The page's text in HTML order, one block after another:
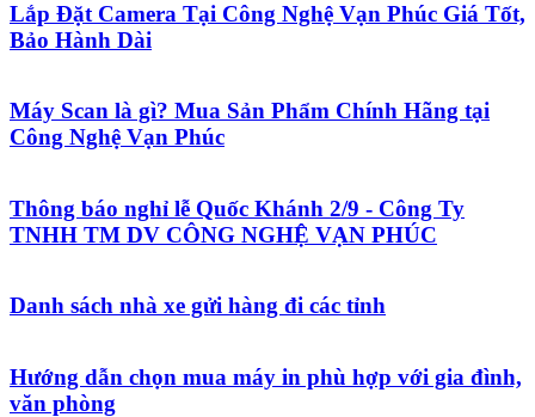
Lắp Đặt Camera Tại Công Nghệ Vạn Phúc Giá Tốt,
Bảo Hành Dài
Máy Scan là gì? Mua Sản Phẩm Chính Hãng tại
Công Nghệ Vạn Phúc
Thông báo nghỉ lễ Quốc Khánh 2/9 - Công Ty
TNHH TM DV CÔNG NGHỆ VẠN PHÚC
Danh sách nhà xe gửi hàng đi các tỉnh
Hướng dẫn chọn mua máy in phù hợp với gia đình,
văn phòng